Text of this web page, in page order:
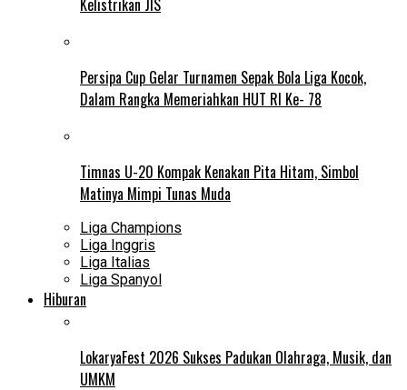
Kelistrikan JIS
Persipa Cup Gelar Turnamen Sepak Bola Liga Kocok,
Dalam Rangka Memeriahkan HUT RI Ke- 78
Timnas U-20 Kompak Kenakan Pita Hitam, Simbol
Matinya Mimpi Tunas Muda
Liga Champions
Liga Inggris
Liga Italias
Liga Spanyol
Hiburan
LokaryaFest 2026 Sukses Padukan Olahraga, Musik, dan
UMKM